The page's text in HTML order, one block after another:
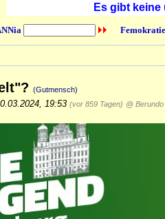
Es gibt
(Gutmensch)
19:53 (vor 859 Tagen) @ Berundo